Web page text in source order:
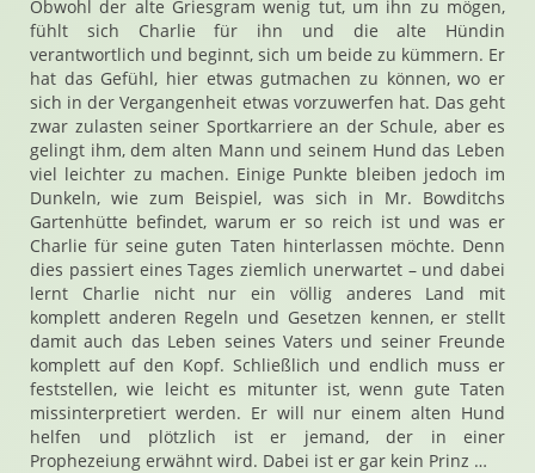
Obwohl der alte Griesgram wenig tut, um ihn zu mögen,
fühlt sich Charlie für ihn und die alte Hündin
verantwortlich und beginnt, sich um beide zu kümmern. Er
hat das Gefühl, hier etwas gutmachen zu können, wo er
sich in der Vergangenheit etwas vorzuwerfen hat. Das geht
zwar zulasten seiner Sportkarriere an der Schule, aber es
gelingt ihm, dem alten Mann und seinem Hund das Leben
viel leichter zu machen. Einige Punkte bleiben jedoch im
Dunkeln, wie zum Beispiel, was sich in Mr. Bowditchs
Gartenhütte befindet, warum er so reich ist und was er
Charlie für seine guten Taten hinterlassen möchte. Denn
dies passiert eines Tages ziemlich unerwartet – und dabei
lernt Charlie nicht nur ein völlig anderes Land mit
komplett anderen Regeln und Gesetzen kennen, er stellt
damit auch das Leben seines Vaters und seiner Freunde
komplett auf den Kopf. Schließlich und endlich muss er
feststellen, wie leicht es mitunter ist, wenn gute Taten
missinterpretiert werden. Er will nur einem alten Hund
helfen und plötzlich ist er jemand, der in einer
Prophezeiung erwähnt wird. Dabei ist er gar kein Prinz …